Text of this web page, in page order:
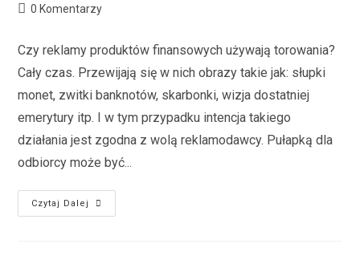
0 Komentarzy
Czy reklamy produktów finansowych używają torowania?
Cały czas. Przewijają się w nich obrazy takie jak: słupki
monet, zwitki banknotów, skarbonki, wizja dostatniej
emerytury itp. I w tym przypadku intencja takiego
działania jest zgodna z wolą reklamodawcy. Pułapką dla
odbiorcy może być...
Czytaj Dalej